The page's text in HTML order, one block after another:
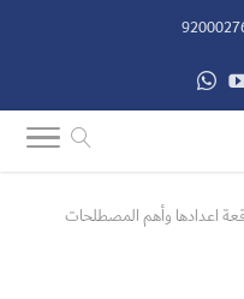
اعدادها وأهم المصطلحات